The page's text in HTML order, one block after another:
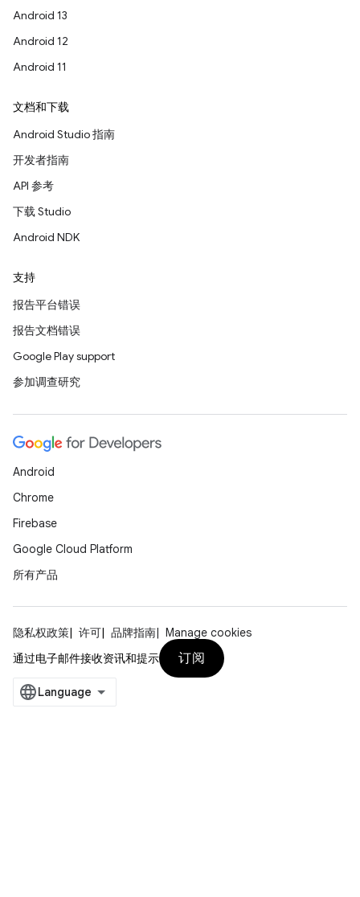
Android 13
Android 12
Android 11
文档和下载
Android Studio 指南
开发者指南
API 参考
下载 Studio
Android NDK
支持
报告平台错误
报告文档错误
Google Play support
参加调查研究
Android
Chrome
Firebase
Google Cloud Platform
所有产品
隐私权政策 许可 品牌指南
Manage cookies
通过电子邮件接收资讯和提示
订阅